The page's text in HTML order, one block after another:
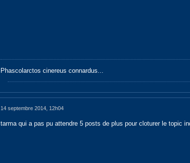
Phascolarctos cinereus connardus...
14 septembre 2014, 12h04
tarma qui a pas pu attendre 5 posts de plus pour cloturer le topic